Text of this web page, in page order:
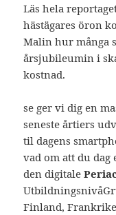
Läs hela
hästägares öron
Malin hur många
årsjubileumin i
kostnad.
se ger vi dig en
seneste årtiers
til dagens
vad om att du dag
den digitale
Finland,